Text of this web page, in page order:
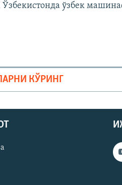
ўзбек
КЎРИНГ